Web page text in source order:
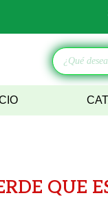
Búsqueda
de
productos
QUE